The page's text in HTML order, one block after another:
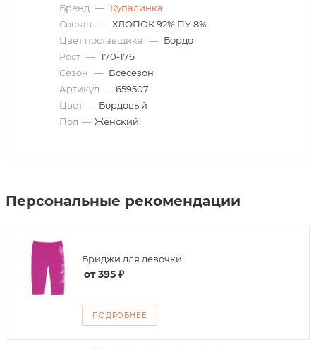
Бренд — Купалинка
Состав — ХЛОПОК 92% ПУ 8%
Цвет поставщика — Бордо
Рост — 170-176
Сезон — Всесезон
Артикул — 659507
Цвет — Бордовый
Пол — Женский
Персональные рекомендации
Бриджи для девочки
от395 ₽
ПОДРОБНЕЕ